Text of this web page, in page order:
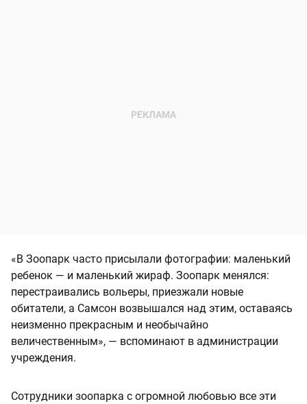
«В Зоопарк часто присылали фотографии: маленький
ребенок — и маленький жираф. Зоопарк менялся:
перестраивались вольеры, приезжали новые
обитатели, а Самсон возвышался над этим, оставаясь
неизменно прекрасным и необычайно
величественным», — вспоминают в администрации
учреждения.
Сотрудники зоопарка с огромной любовью все эти